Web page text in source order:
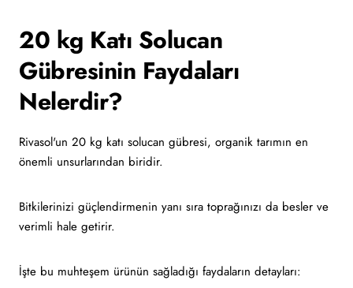
20 kg Katı Solucan
Gübresinin Faydaları
Nelerdir?
Rivasol'un 20 kg katı solucan gübresi, organik tarımın en
önemli unsurlarından biridir.
Bitkilerinizi güçlendirmenin yanı sıra toprağınızı da besler ve
verimli hale getirir.
İşte bu muhteşem ürünün sağladığı faydaların detayları: